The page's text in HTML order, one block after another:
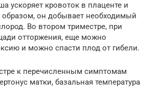
ускоряет кровоток в плаценте и
образом, он добывает необходимый
Во втором триместре, при
отторжения, еще можно
и можно спасти плод от гибели.
к перечисленным симптомам
матки, базальная температура